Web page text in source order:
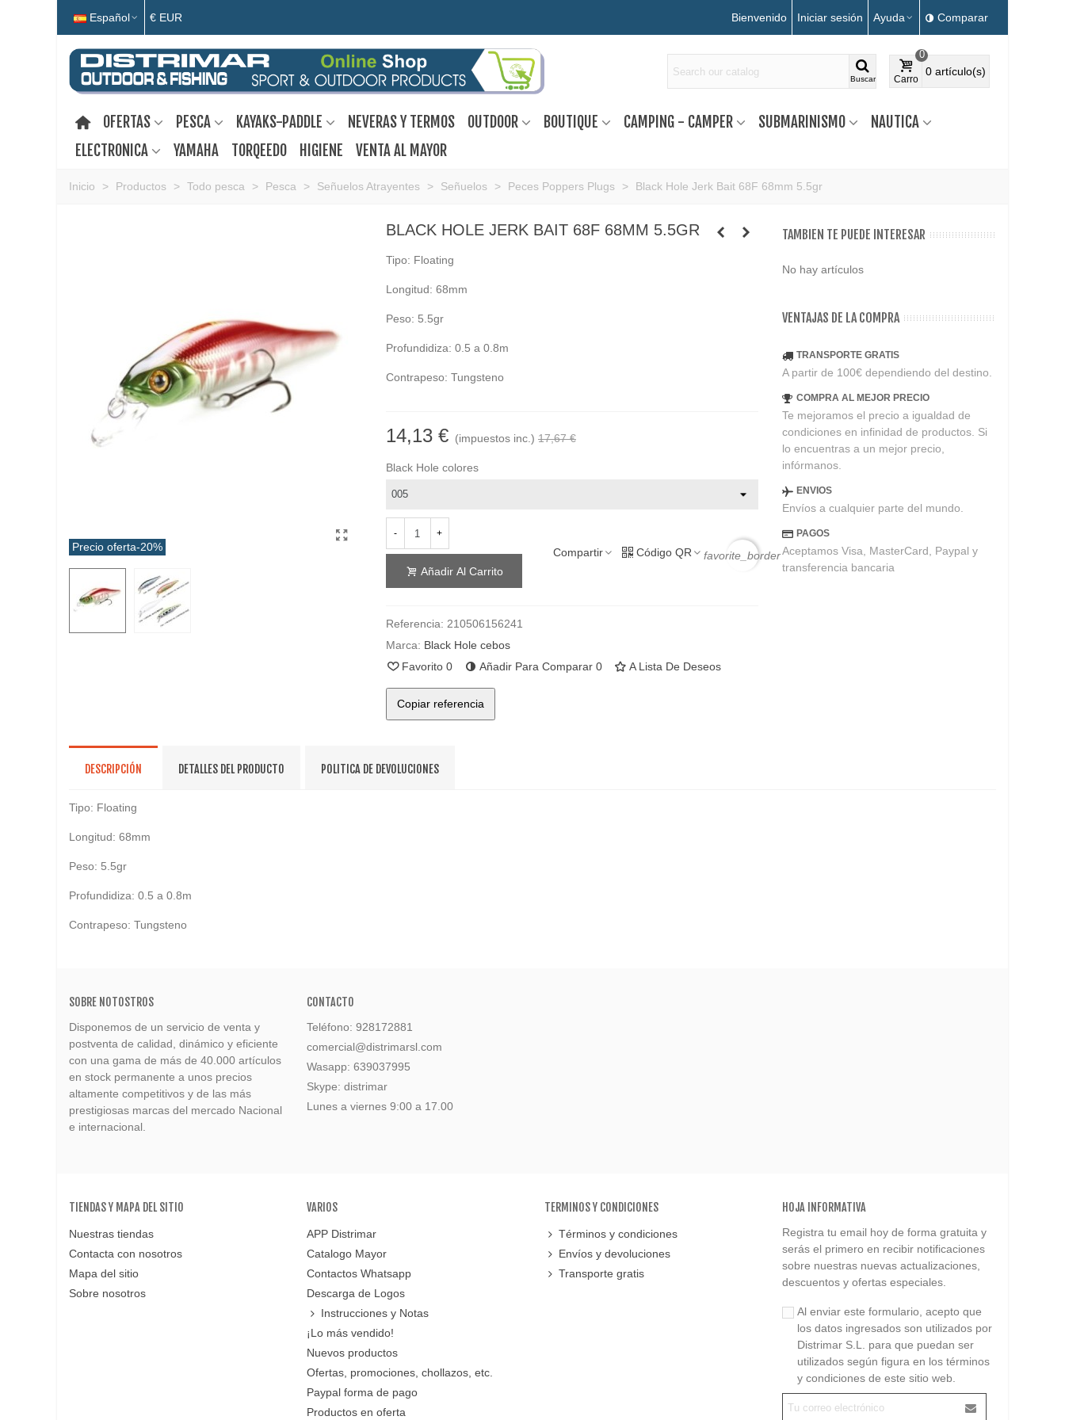
Español € EUR Bienvenido Iniciar sesión Ayuda Comparar
Buscar Carro
0
0 artículo(s)
OFERTAS PESCA KAYAKS-PADDLE NEVERAS Y TERMOS OUTDOOR BOUTIQUE CAMPING - CAMPER SUBMARINISMO
NAUTICA
ELECTRONICA
YAMAHA TORQEEDO HIGIENE VENTA AL MAYOR
Inicio > Productos > Todo pesca > Pesca > Señuelos Atrayentes > Señuelos > Peces Poppers Plugs > Black Hole Jerk Bait 68F 68mm 5.5gr
Precio oferta-20%
BLACK HOLE JERK BAIT 68F 68MM 5.5GR
Tipo: Floating
Longitud: 68mm
Peso: 5.5gr
Profundidiza: 0.5 a 0.8m
Contrapeso: Tungsteno
14,13 € (impuestos inc.) 17,67 €
Black Hole colores
- +
Añadir Al Carrito
Compartir Código QR favorite_border
Referencia: 210506156241
Marca: Black Hole cebos
Favorito 0 Añadir Para Comparar 0 A Lista De Deseos
Copiar referencia
TAMBIEN TE PUEDE INTERESAR
No hay artículos
VENTAJAS DE LA COMPRA
TRANSPORTE GRATIS
A partir de 100€ dependiendo del destino.
COMPRA AL MEJOR PRECIO
Te mejoramos el precio a igualdad de
condiciones en infinidad de productos. Si
lo encuentras a un mejor precio,
infórmanos.
ENVIOS
Envíos a cualquier parte del mundo.
PAGOS
Aceptamos Visa, MasterCard, Paypal y
transferencia bancaria
DESCRIPCIÓN DETALLES DEL PRODUCTO POLITICA DE DEVOLUCIONES
Tipo: Floating
Longitud: 68mm
Peso: 5.5gr
Profundidiza: 0.5 a 0.8m
Contrapeso: Tungsteno
SOBRE NOTOSTROS
Disponemos de un servicio de venta y
postventa de calidad, dinámico y eficiente
con una gama de más de 40.000 artículos
en stock permanente a unos precios
altamente competitivos y de las más
prestigiosas marcas del mercado Nacional
e internacional.
CONTACTO
Teléfono: 928172881
comercial@distrimarsl.com
Wasapp: 639037995
Skype: distrimar
Lunes a viernes 9:00 a 17.00
TIENDAS Y MAPA DEL SITIO
Nuestras tiendas
Contacta con nosotros
Mapa del sitio
Sobre nosotros
VARIOS
APP Distrimar
Catalogo Mayor
Contactos Whatsapp
Descarga de Logos
Instrucciones y Notas
¡Lo más vendido!
Nuevos productos
Ofertas, promociones, chollazos, etc.
Paypal forma de pago
Productos en oferta
TERMINOS Y CONDICIONES
Términos y condiciones
Envíos y devoluciones
Transporte gratis
HOJA INFORMATIVA
Registra tu email hoy de forma gratuita y
serás el primero en recibir notificaciones
sobre nuestras nuevas actualizaciones,
descuentos y ofertas especiales.
Al enviar este formulario, acepto que
los datos ingresados son utilizados por
Distrimar S.L. para que puedan ser
utilizados según figura en los términos
y condiciones de este sitio web.